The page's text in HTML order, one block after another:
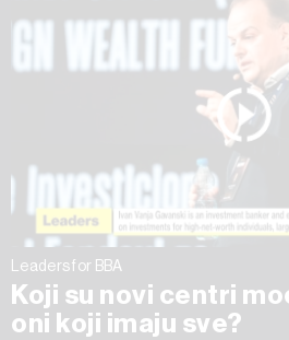
na „Prikaži detalje“. Privolu možete u
povući bez negativnih posljedica.
Leaders for BBA
Koji su novi centri
oni koji imaju sve?